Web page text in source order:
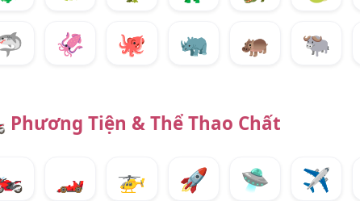
🦑 🐙 🦏 🦛 🐃
Phương Tiện & Thể Thao Chất
🏎️ 🚁 🚀 🛸 ✈️